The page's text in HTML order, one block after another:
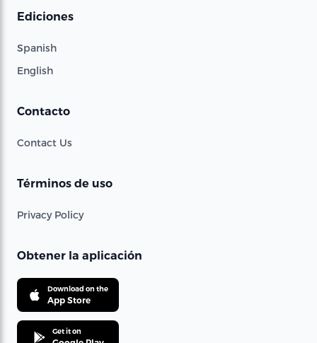
Ediciones
Spanish
English
Contacto
Contact Us
Términos de uso
Privacy Policy
Obtener la aplicación
Download on the
App Store
Get it on